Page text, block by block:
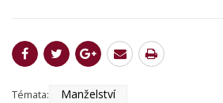
Témata: Manželství